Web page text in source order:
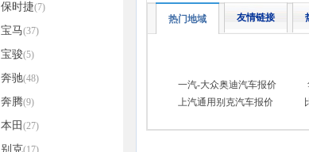
保时捷(7)
宝马(37)
宝骏(5)
奔驰(48)
奔腾(9)
本田 (27)
别克(17)
热门地域 友情链接
一汽-大众奥迪汽车报价
上汽通用别克汽车报价